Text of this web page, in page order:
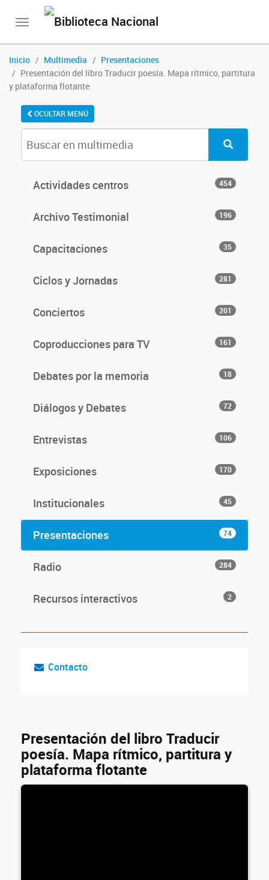
Toggle
Inicio Multimedia
Presentaciones
Presentación del libro Traducir poesía. Mapa rítmico, partitura
y plataforma flotante
OCULTAR MENÚ
Actividades centros 454
Archivo Testimonial 196
Capacitaciones 35
Ciclos y Jornadas 281
Conciertos 201
Coproducciones para TV 161
Debates por la memoria 18
Diálogos y Debates 72
Entrevistas 106
Exposiciones 170
Institucionales 45
Presentaciones 74
Radio 284
Recursos interactivos 2
Contacto
Presentación del libro Traducir
poesía. Mapa rítmico, partitura y
plataforma flotante